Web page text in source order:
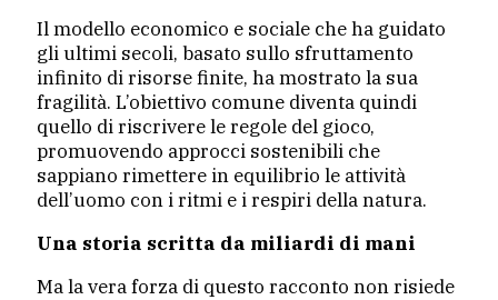
Il modello economico e sociale che ha guidato
gli ultimi secoli, basato sullo sfruttamento
infinito di risorse finite, ha mostrato la sua
fragilità. L’obiettivo comune diventa quindi
quello di riscrivere le regole del gioco,
promuovendo approcci sostenibili che
sappiano rimettere in equilibrio le attività
dell’uomo con i ritmi e i respiri della natura.
Una storia scritta da miliardi di mani
Ma la vera forza di questo racconto non risiede